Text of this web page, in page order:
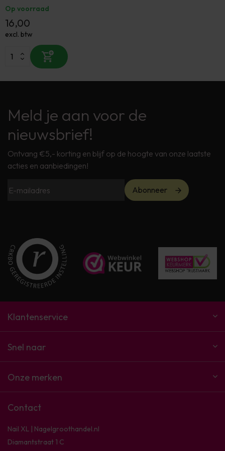
Op voorraad
16,00
excl. btw
Meld je aan voor de
nieuwsbrief!
Ontvang €5,- korting en blijf op de hoogte van onze laatste
acties en aanbiedingen!
Abonneer
Klantenservice
Snel naar
Onze merken
Contact
Nail XL | Nagelgroothandel.nl
Diamantstraat 1 C